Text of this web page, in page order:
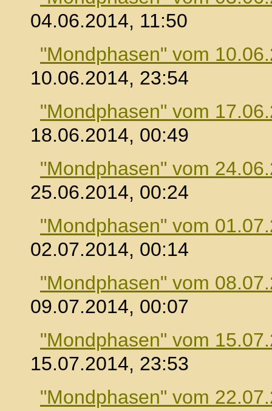
04.06.2014, 11:50
"Mondphasen" vom
10.06.2014, 23:54
"Mondphasen" vom
18.06.2014, 00:49
"Mondphasen" vom
25.06.2014, 00:24
"Mondphasen" vom
02.07.2014, 00:14
"Mondphasen" vom
09.07.2014, 00:07
"Mondphasen" vom
15.07.2014, 23:53
"Mondphasen" vom